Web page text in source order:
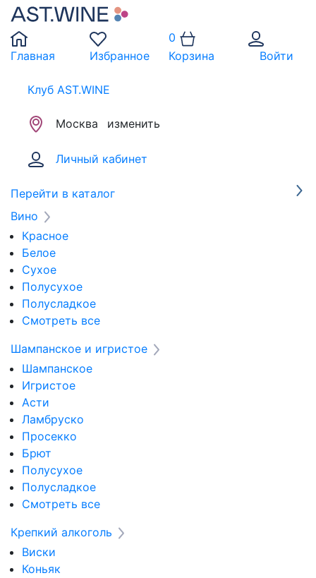
Главная Избранное
0
Корзина
Войти
Клуб AST.WINE
Москва изменить
Личный кабинет
Перейти в каталог
Вино
Красное
Белое
Сухое
Полусухое
Полусладкое
Смотреть все
Шампанское и игристое
Шампанское
Игристое
Асти
Ламбруско
Просекко
Брют
Полусухое
Полусладкое
Смотреть все
Крепкий алкоголь
Виски
Коньяк